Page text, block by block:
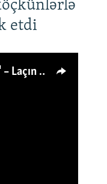
etdi
'Ya təklif olunan ev, ya status!' – Laçın köçkünü: 'Laçından başqa heç hara!'